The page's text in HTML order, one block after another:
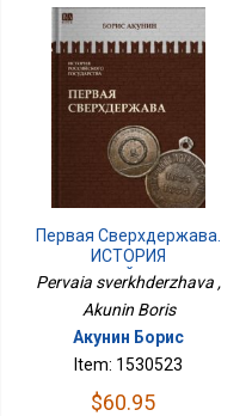
Первая Сверхдержава.
ИСТОРИЯ
РОССИЙСКОГО
ГОСУДАРСТВА Том VII
Pervaia sverkhderzhava ,
Akunin Boris
Акунин Борис
Item: 1530523
$60.95